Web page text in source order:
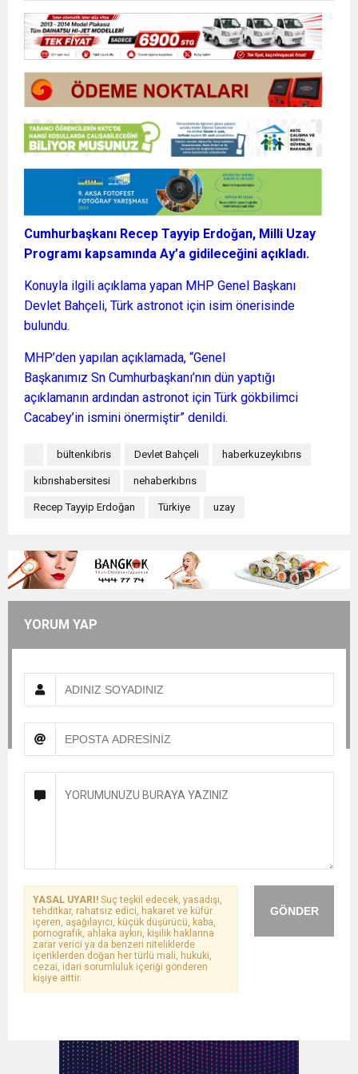
Cumhurbaşkanı Recep Tayyip Erdoğan, Milli Uzay
Programı kapsamında Ay’a gidileceğini açıkladı.
Konuyla ilgili açıklama yapan MHP Genel Başkanı
Devlet Bahçeli, Türk astronot için isim önerisinde
bulundu.
MHP’den yapılan açıklamada, “Genel
Başkanımız Sn Cumhurbaşkanı’nın dün yaptığı
açıklamanın ardından astronot için Türk gökbilimci
Cacabey’in ismini önermiştir” denildi.
bültenkibris Devlet Bahçeli haberkuzeykıbrıs
kıbrıshabersitesi nehaberkıbrıs
Recep Tayyip Erdoğan Türkiye uzay
YORUM YAP
GÖNDER
YASAL UYARI! Suç teşkil edecek, yasadışı,
tehditkar, rahatsız edici, hakaret ve küfür
içeren, aşağılayıcı, küçük düşürücü, kaba,
pornografik, ahlaka aykırı, kişilik haklarına
zarar verici ya da benzeri niteliklerde
içeriklerden doğan her türlü mali, hukuki,
cezai, idari sorumluluk içeriği gönderen
kişiye aittir.